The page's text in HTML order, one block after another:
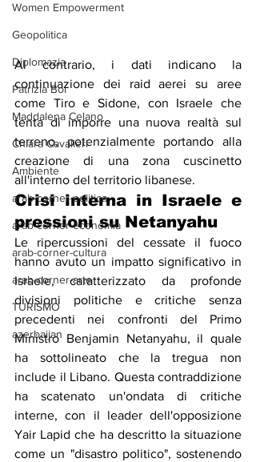
Women Empowerment
Geopolitica
Diplomazia
Patrizia Boi
Maddalena Celano
Chiara Cavalieri
Ambiente
arab-corner-politica
arab-corner-economia
arab-corner-cultura
arab-corner-arte
TURISMO
azerbaijan
Al contrario, i dati indicano la
continuazione dei raid aerei su aree
come Tiro e Sidone, con Israele che
tenta di imporre una nuova realtà sul
terreno, potenzialmente portando alla
creazione di una zona cuscinetto
all'interno del territorio libanese.
Crisi interna in Israele e
pressioni su Netanyahu
Le ripercussioni del cessate il fuoco
hanno avuto un impatto significativo in
Israele, caratterizzato da profonde
divisioni politiche e critiche senza
precedenti nei confronti del Primo
Ministro Benjamin Netanyahu, il quale
ha sottolineato che la tregua non
include il Libano. Questa contraddizione
ha scatenato un'ondata di critiche
interne, con il leader dell'opposizione
Yair Lapid che ha descritto la situazione
come un "disastro politico", sostenendo